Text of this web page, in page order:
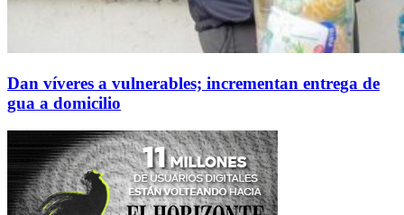
Dan víveres a vulnerables; incrementan entrega de
gua a domicilio